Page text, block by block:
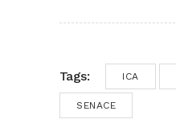
Tags: ICA
SENACE